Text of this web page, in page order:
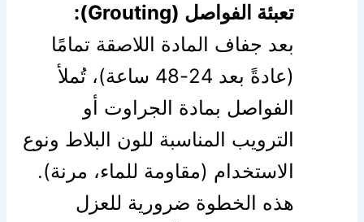
تعبئة الفواصل (Grouting):
بعد جفاف المادة اللاصقة تمامًا
(عادةً بعد 24-48 ساعة)، تُملأ
الفواصل بمادة الجراوت أو
الترويب المناسبة للون البلاط ونوع
الاستخدام (مقاومة للماء، مرنة).
هذه الخطوة ضرورية للعزل